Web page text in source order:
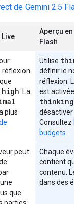
de Gemini 2.5
Live
Aperçu
Flash
réflexion
high . La
plus
Utilise
définir le
réflexion.
est
thinking
Consultez
budgets
peut
que
Chaque
contient
contenu.
dans des